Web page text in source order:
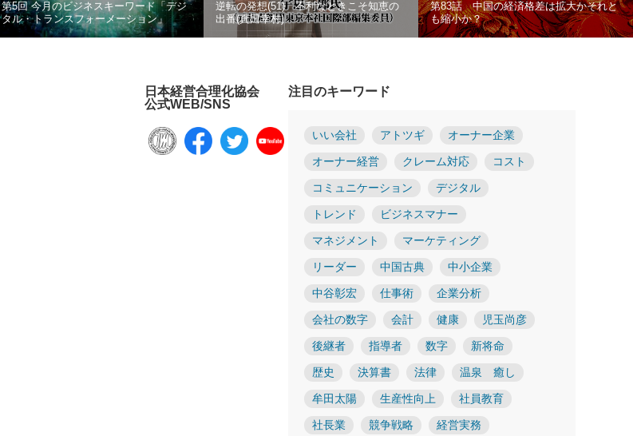
第5回 今月のビジネスキーワード「デジ
タル・トランスフォーメーション」
逆転の発想(51) 不利なときこそ知恵の
出番(真田幸村)
第83話 中国の経済格差は拡大かそれと
も縮小か？
注目のキーワード
いい会社 アトツギ オーナー企業
オーナー経営 クレーム対応 コスト
コミュニケーション デジタル
トレンド ビジネスマナー
マネジメント マーケティング
リーダー 中国古典 中小企業
中谷彰宏 仕事術 企業分析
会社の数字 会計 健康 児玉尚彦
後継者 指導者 数字 新将命
歴史 決算書 法律 温泉 癒し
牟田太陽 生産性向上 社員教育
社長業 競争戦略 経営実務
日本経営合理化協会
公式WEB/SNS